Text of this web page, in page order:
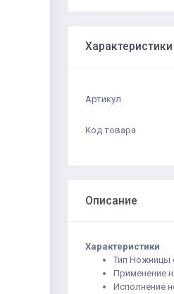
Характеристики
Артикул
Код товара
Описание
Характеристики
Тип Ножницы
Применение
Исполнение